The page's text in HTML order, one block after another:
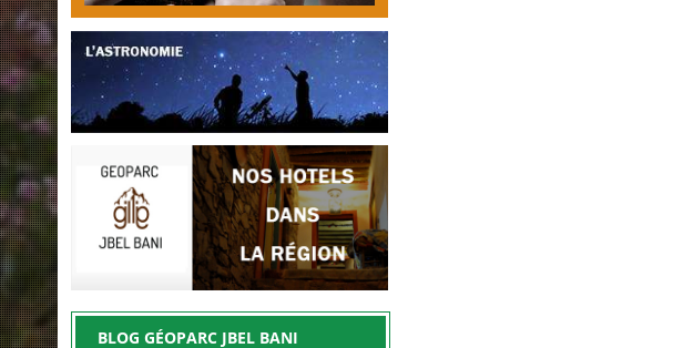
BLOG GÉOPARC JBEL BANI